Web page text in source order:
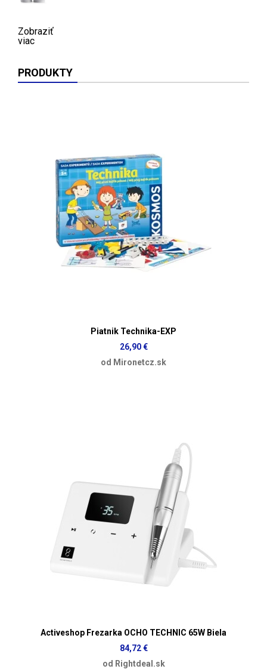
Zobraziť
viac
PRODUKTY
Piatnik Technika-EXP
26,90 €
od Mironetcz.sk
Activeshop Frezarka OCHO TECHNIC 65W Biela
84,72 €
od Rightdeal.sk